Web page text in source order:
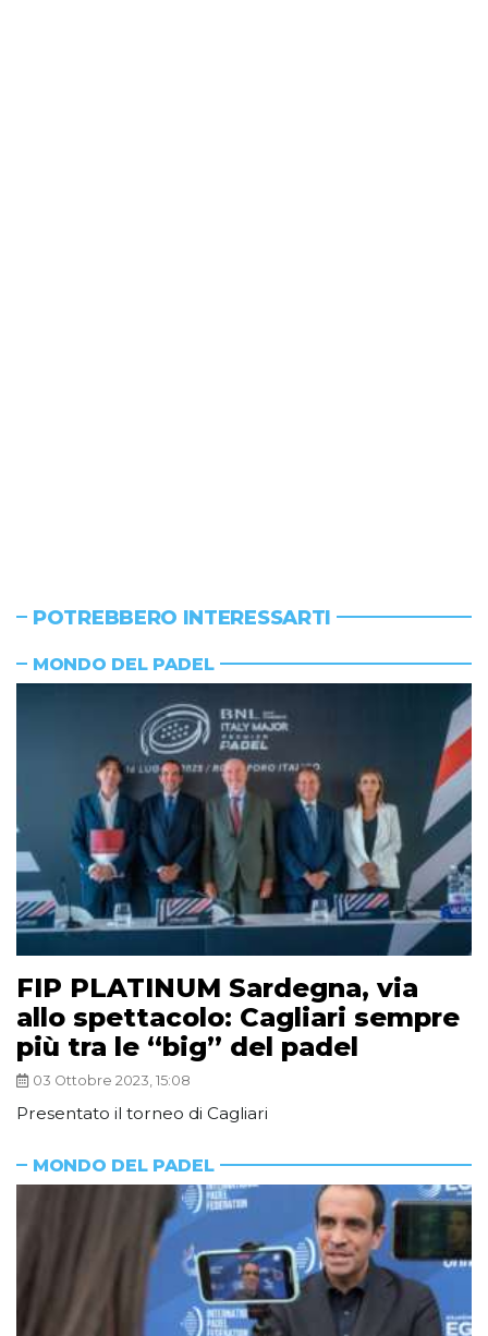
POTREBBERO INTERESSARTI
MONDO DEL PADEL
FIP PLATINUM Sardegna, via
allo spettacolo: Cagliari sempre
più tra le “big” del padel
03 Ottobre 2023, 15:08
Presentato il torneo di Cagliari
MONDO DEL PADEL